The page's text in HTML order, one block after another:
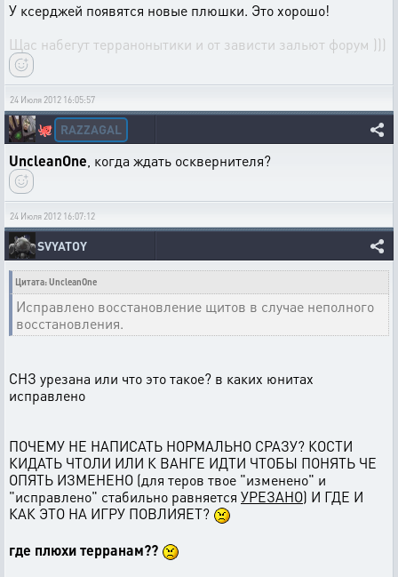
У ксерджей появятся новые плюшки. Это хорошо!
Щас набегут терранонытики и от зависти зальют форум )))
24 Июля 2012 16:05:57
🐙 RAZZAGAL
UncleanOne , когда ждать осквернителя?
24 Июля 2012 16:07:12
SVYATOY
Цитата: UncleanOne
Исправлено восстановление щитов в случае неполного
восстановления.
СНЗ урезана или что это такое? в каких юнитах
исправлено
ПОЧЕМУ НЕ НАПИСАТЬ НОРМАЛЬНО СРАЗУ? КОСТИ
КИДАТЬ ЧТОЛИ ИЛИ К ВАНГЕ ИДТИ ЧТОБЫ ПОНЯТЬ ЧЕ
ОПЯТЬ ИЗМЕНЕНО (для теров твое "изменено" и
"исправлено" стабильно равняется УРЕЗАНО) И ГДЕ И
КАК ЭТО НА ИГРУ ПОВЛИЯЕТ?
где плюхи терранам??